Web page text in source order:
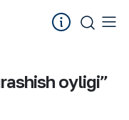
oyligi”